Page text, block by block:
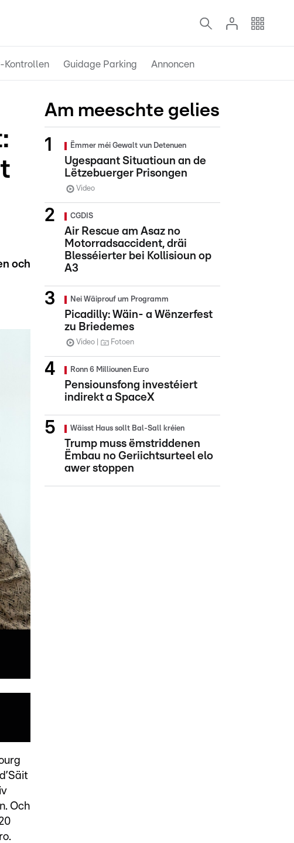
Kontrollen Guidage Parking Annoncen
och
Och
Am meeschte gelies
Ëmmer méi Gewalt vun Detenuen
Ugespaant Situatioun an de
Lëtzebuerger Prisongen
Video
CGDIS
Air Rescue am Asaz no
Motorradsaccident, dräi
Blesséierter bei Kollisioun op
A3
Nei Wäiprouf um Programm
Picadilly: Wäin- a Wënzerfest
zu Briedemes
Video Fotoen
Ronn 6 Milliounen Euro
Pensiounsfong investéiert
indirekt a SpaceX
Wäisst Haus sollt Bal-Sall kréien
Trump muss ëmstriddenen
Ëmbau no Geriichtsurteel elo
awer stoppen